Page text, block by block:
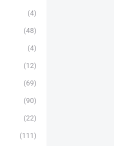
(4)
(48)
(4)
(12)
(69)
(90)
(22)
(111)